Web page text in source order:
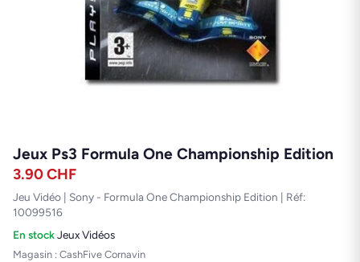
Jeux Ps3 Formula One Championship Edition
3.90CHF
Jeu Vidéo | Sony - Formula One Championship Edition | Réf:
10099516
En stock·Jeux Vidéos
Magasin : CashFive Cornavin